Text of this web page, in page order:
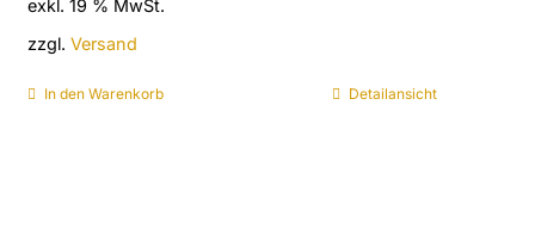
exkl. 19 % MwSt.
zzgl. Versand
In den Warenkorb Detailansicht